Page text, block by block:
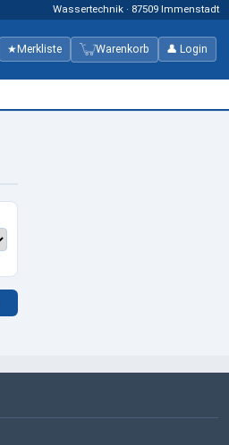
Wassertechnik · 87509 Immenstadt
★ Merkliste Warenkorb 👤 Login